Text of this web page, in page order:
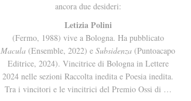
ancora due desideri:
Letizia Polini
(Fermo, 1988) vive a Bologna. Ha pubblicato
Macula (Ensemble, 2022) e Subsidenza (Puntoacapo
Editrice, 2024). Vincitrice di Bologna in Lettere
2024 nelle sezioni Raccolta inedita e Poesia inedita.
Tra i vincitori e le vincitrici del Premio Ossi di …